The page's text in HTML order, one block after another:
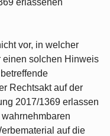
erlassenen
vor, in welcher
einen solchen Hinweis
Rechtsakt auf der
2017/1369 erlassen
auf die